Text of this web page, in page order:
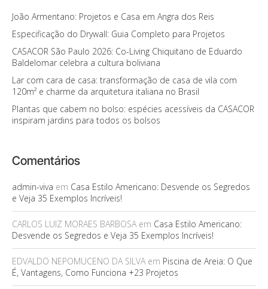
João Armentano: Projetos e Casa em Angra dos Reis
Especificação do Drywall: Guia Completo para Projetos
CASACOR São Paulo 2026: Co-Living Chiquitano de Eduardo
Baldelomar celebra a cultura boliviana
Lar com cara de casa: transformação de casa de vila com
120m² e charme da arquitetura italiana no Brasil
Plantas que cabem no bolso: espécies acessíveis da CASACOR
inspiram jardins para todos os bolsos
Comentários
admin-viva em Casa Estilo Americano: Desvende os Segredos
e Veja 35 Exemplos Incríveis!
CARLOS LUIZ MORAES BARBOSAem Casa Estilo Americano:
Desvende os Segredos e Veja 35 Exemplos Incríveis!
EDVALDO NEPOMUCENO DA SILVAem Piscina de Areia: O Que
É, Vantagens, Como Funciona +23 Projetos